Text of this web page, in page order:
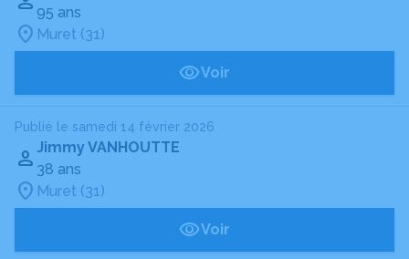
95 ans
Muret (31)
Voir
Publié le samedi 14 février 2026
Jimmy VANHOUTTE
38 ans
Muret (31)
Voir